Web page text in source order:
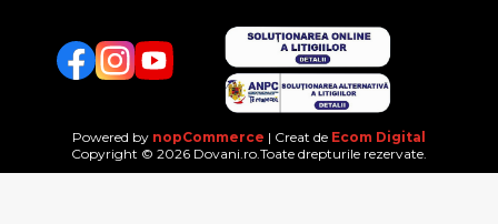
FacebookTwitterYouTube
Powered by nopCommerce | Creat de Ecom Digital
Copyright © 2026 Dovani.ro.Toate drepturile rezervate.